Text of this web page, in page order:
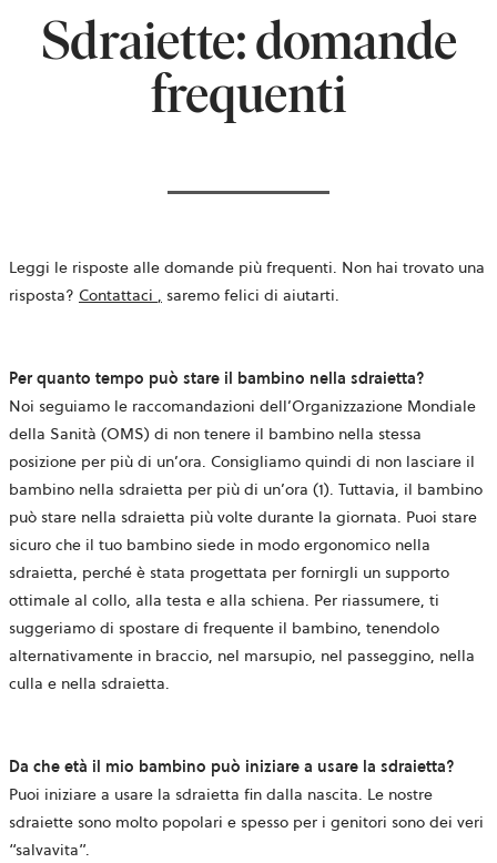
Sdraiette: domande
frequenti
Leggi le risposte alle domande più frequenti. Non hai trovato una
risposta? Contattaci si
una
nuova
scheda
, saremo felici di aiutarti.
Per quanto tempo può stare il bambino nella sdraietta?
Noi seguiamo le raccomandazioni dell’Organizzazione Mondiale
della Sanità (OMS) di non tenere il bambino nella stessa
posizione per più di un’ora. Consigliamo quindi di non lasciare il
bambino nella sdraietta per più di un’ora (1). Tuttavia, il bambino
può stare nella sdraietta più volte durante la giornata. Puoi stare
sicuro che il tuo bambino siede in modo ergonomico nella
sdraietta, perché è stata progettata per fornirgli un supporto
ottimale al collo, alla testa e alla schiena. Per riassumere, ti
suggeriamo di spostare di frequente il bambino, tenendolo
alternativamente in braccio, nel marsupio, nel passeggino, nella
culla e nella sdraietta.
Da che età il mio bambino può iniziare a usare la sdraietta?
Puoi iniziare a usare la sdraietta fin dalla nascita. Le nostre
sdraiette sono molto popolari e spesso per i genitori sono dei veri
“salvavita”.